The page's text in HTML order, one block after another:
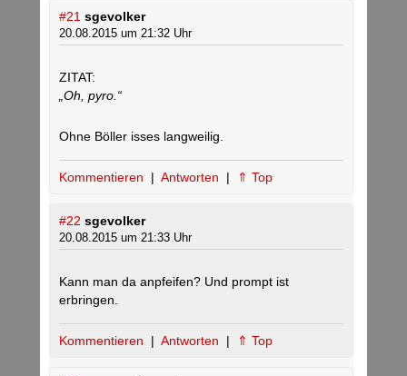
#21 sgevolker
20.08.2015 um 21:32 Uhr
ZITAT:
„Oh, pyro.“
Ohne Böller isses langweilig.
Kommentieren | Antworten | ⇑ Top
#22 sgevolker
20.08.2015 um 21:33 Uhr
Kann man da anpfeifen? Und prompt ist
erbringen.
Kommentieren | Antworten | ⇑ Top